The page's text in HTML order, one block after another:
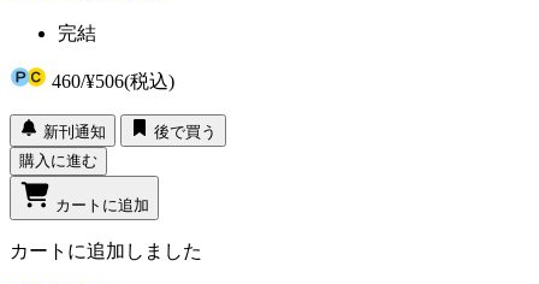
完結
460/¥506(税込)
新刊通知
後で買う
購入に進む
カートに追加
カートに追加しました